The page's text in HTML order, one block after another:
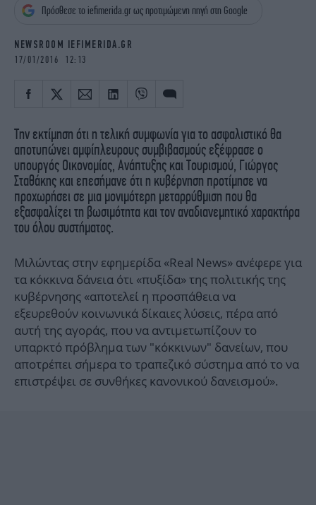
iBOOKS
ΖΩΔΙΑ
MEDIA
NEWSLETTER
Πρόσθεσε το iefimerida.gr ως προτιμώμενη πηγή στη Google
NEWSROOM IEFIMERIDA.GR
17/01/2016 12:13
Την εκτίμηση ότι η τελική συμφωνία για το ασφαλιστικό θα
αποτυπώνει αμφίπλευρους συμβιβασμούς εξέφρασε ο
υπουργός Οικονομίας, Ανάπτυξης και Τουρισμού, Γιώργος
Σταθάκης και επεσήμανε ότι η κυβέρνηση προτίμησε να
προχωρήσει σε μια μονιμότερη μεταρρύθμιση που θα
εξασφαλίζει τη βωσιμότητα και τον αναδιανεμητικό χαρακτήρα
του όλου συστήματος.
Μιλώντας στην εφημερίδα «Real News» ανέφερε για
τα κόκκινα δάνεια ότι «πυξίδα» της πολιτικής της
κυβέρνησης «αποτελεί η προσπάθεια να
εξευρεθούν κοινωνικά δίκαιες λύσεις, πέρα από
αυτή της αγοράς, που να αντιμετωπίζουν το
υπαρκτό πρόβλημα των "κόκκινων" δανείων, που
αποτρέπει σήμερα το τραπεζικό σύστημα από το να
επιστρέψει σε συνθήκες κανονικού δανεισμού».